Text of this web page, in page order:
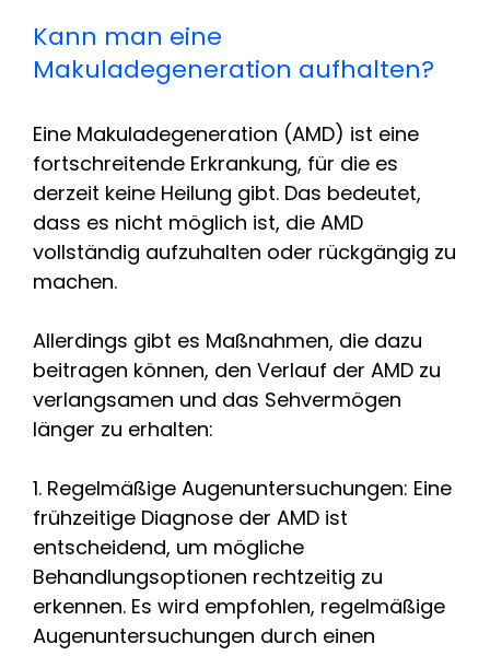
Kann man eine
Makuladegeneration aufhalten?
Eine Makuladegeneration (AMD) ist eine
fortschreitende Erkrankung, für die es
derzeit keine Heilung gibt. Das bedeutet,
dass es nicht möglich ist, die AMD
vollständig aufzuhalten oder rückgängig zu
machen.
Allerdings gibt es Maßnahmen, die dazu
beitragen können, den Verlauf der AMD zu
verlangsamen und das Sehvermögen
länger zu erhalten:
1. Regelmäßige Augenuntersuchungen: Eine
frühzeitige Diagnose der AMD ist
entscheidend, um mögliche
Behandlungsoptionen rechtzeitig zu
erkennen. Es wird empfohlen, regelmäßige
Augenuntersuchungen durch einen